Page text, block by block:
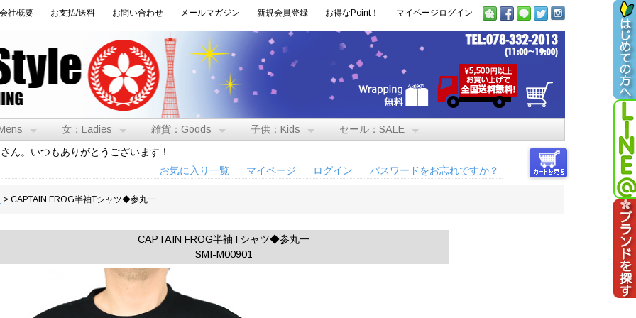
社概要 お支払/送料 お問い合わせ メールマガジン 新規会員登録 お得なPoint！ マイページログイン
女：Ladies 雑貨：Goods 子供：Kids セール：SALE
ん。いつもありがとうございます！
お気に入り一覧
マイページ ログイン パスワードをお忘れですか？
> CAPTAIN FROG半袖Tシャツ◆参丸一
CAPTAIN FROG半袖Tシャツ◆参丸一
SMI-M00901